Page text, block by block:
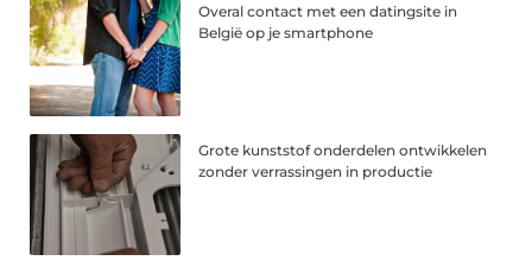
Overal contact met een datingsite in
België op je smartphone
Grote kunststof onderdelen ontwikkelen
zonder verrassingen in productie